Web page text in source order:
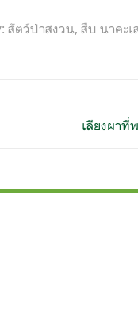
สัตว์ป่าสงวน, สืบ นาคะเ
เลียงผาที่